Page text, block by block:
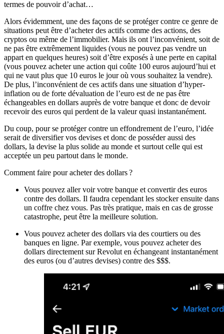
termes de pouvoir d’achat…
Alors évidemment, une des façons de se protéger contre ce genre de
situations peut être d’acheter des actifs comme des actions, des
cryptos ou même de l’immobilier. Mais ils ont l’inconvénient, soit de
ne pas être extrêmement liquides (vous ne pouvez pas vendre un
appart en quelques heures) soit d’être exposés à une perte en capital
(vous pouvez acheter une action qui coûte 100 euros aujourd’hui et
qui ne vaut plus que 10 euros le jour où vous souhaitez la vendre).
De plus, l’inconvénient de ces actifs dans une situation d’hyper-
inflation ou de forte dévaluation de l’euro est de ne pas être
échangeables en dollars auprès de votre banque et donc de devoir
recevoir des euros qui perdent de la valeur quasi instantanément.
Du coup, pour se protéger contre un effondrement de l’euro, l’idée
serait de diversifier vos devises et donc de posséder aussi des
dollars, la devise la plus solide au monde et surtout celle qui est
acceptée un peu partout dans le monde.
Comment faire pour acheter des dollars ?
Vous pouvez aller voir votre banque et convertir des euros
contre des dollars. Il faudra cependant les stocker ensuite dans
un coffre chez vous. Pas très pratique, mais en cas de grosse
catastrophe, peut être la meilleure solution.
Vous pouvez acheter des dollars via des courtiers ou des
banques en ligne. Par exemple, vous pouvez acheter des
dollars directement sur Revolut en échangeant instantanément
des euros (ou d’autres devises) contre des $$$.